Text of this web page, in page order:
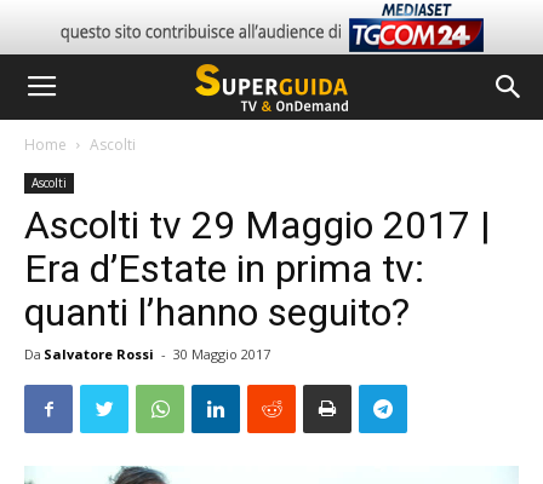
Home Ascolti
Ascolti
Ascolti tv 29 Maggio 2017 |
Era d’Estate in prima tv:
quanti l’hanno seguito?
Da Salvatore Rossi - 30 Maggio 2017